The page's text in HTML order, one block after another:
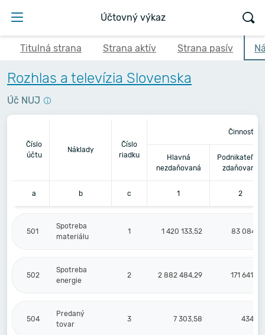
Účtovný výkaz
Titulná strana Strana aktív Strana pasív
Rozhlas a televízia Slovenska
Úč NUJ
Číslo
účtu
Náklady
Číslo
riadku
Činnosť
Hlavná
nezdaňovaná
Podnikateľská
zdaňovaná
a b c 1 2
501
Spotreba
materiálu
1 1 420 133,52 83 084,13
502
Spotreba
energie
2 2 882 484,29 171 641,89
504
Predaný
tovar
3 7 303,58 434,90